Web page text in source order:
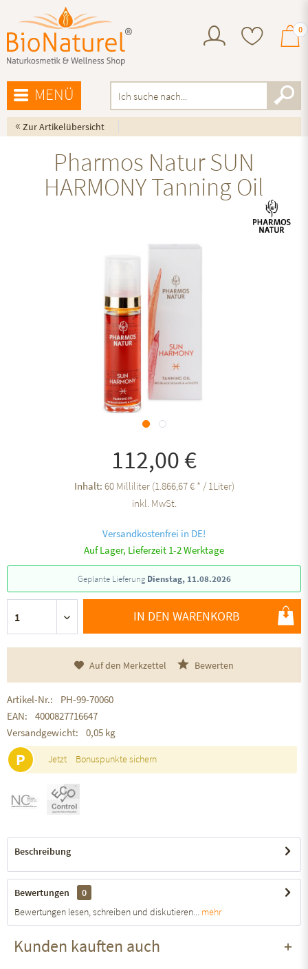
0
MENÜ
« Zur Artikelübersicht
Pharmos Natur SUN
HARMONY Tanning Oil
112,00 €
Inhalt: 60 Milliliter (1.866,67 € * / 1Liter)
inkl. MwSt.
Versandkostenfrei in DE!
Auf Lager, Lieferzeit 1-2 Werktage
Geplante Lieferung Dienstag, 11.08.2026
IN DEN WARENKORB
Auf den Merkzettel Bewerten
Artikel-Nr.:
PH-99-70060
EAN:
4000827716647
Versandgewicht:
0,05 kg
P Jetzt Bonuspunkte sichern
Beschreibung
Bewertungen
0
Bewertungen lesen, schreiben und diskutieren... mehr
Kunden kauften auch